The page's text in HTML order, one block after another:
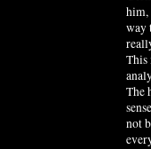
him,
way
This
The
not